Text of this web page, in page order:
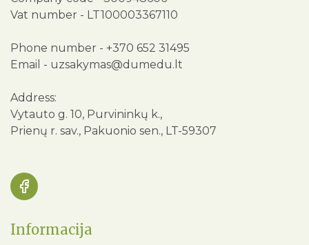
Vat number - LT100003367110
Phone number - +370 652 31495
Email - uzsakymas@dumedu.lt
Address:
Vytauto g. 10, Purvininkų k.,
Prienų r. sav., Pakuonio sen., LT-59307
Informacija